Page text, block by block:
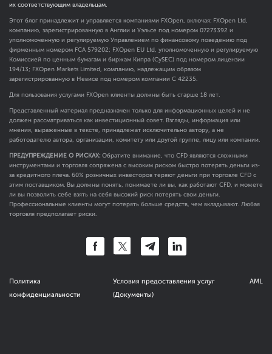
их соответствующим владельцам.
Этот блог принадлежит и управляется компаниями FXOpen, включая: FXOpen Ltd,
компанию, зарегистрированную в Англии и Уэльсе под номером 07273392 и
уполномоченную и регулируемую Управлением по финансовому поведению под
фирменным номером FCA 579202; FXOpen EU Ltd, уполномоченную и регулируемую
Комиссией по ценным бумагам и биржам Кипра (CySEC) под номером лицензии
194/13; FXOpen Markets Limited, компанию, надлежащим образом
зарегистрированную в Невисе под номером компании C 42235.
Для пользования услугами FXOpen клиенты должны быть старше 18 лет.
Представленный материал предназначен только для информационных целей и не
должен рассматриваться как инвестиционный совет. Взгляды, информация или
мнения, выраженные в тексте, принадлежат исключительно автору, а не
работодателю автора, организации, комитету или другой группе, лицу или компании.
ПРЕДУПРЕЖДЕНИЕ О РИСКАХ: Обратите внимание, что CFD являются сложными
инструментами и торговля сопряжена с высоким риском быстро потерять деньги из-
за кредитного плеча. 60% розничных инвесторов теряют деньги при торговле CFD с
этим поставщиком. Вы должны понять, понимаете ли вы, как работают CFD, и можете
ли вы позволить себе взять на себя высокий риск потерять свои деньги.
Профессиональные клиенты могут потерять больше средств, чем вкладывают. Любая
торговля предполагает риски.
Политика
конфиденциальности
Условия предоставления услуг
(Документы)
AML